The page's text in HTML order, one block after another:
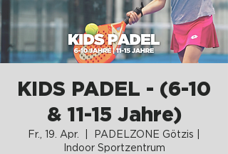
KIDS PADEL - (6-10
& 11-15 Jahre)
Fr., 19. Apr.
PADELZONE Götzis |
Indoor Sportzentrum